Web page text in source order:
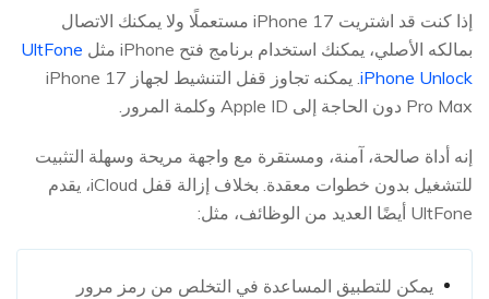
إذا كنت قد اشتريت iPhone 17 مستعملًا ولا يمكنك الاتصال
بمالكه الأصلي، يمكنك استخدام برنامج فتح iPhone مثل
UltFone
iPhone Unlock
. يمكنه تجاوز قفل التنشيط لجهاز iPhone 17
Pro Max دون الحاجة إلى Apple ID وكلمة المرور.
إنه أداة صالحة، آمنة، ومستقرة مع واجهة مريحة وسهلة التثبيت
للتشغيل بدون خطوات معقدة. بخلاف إزالة قفل iCloud، يقدم
UltFone أيضًا العديد من الوظائف، مثل:
يمكن للتطبيق المساعدة في التخلص من رمز مرور